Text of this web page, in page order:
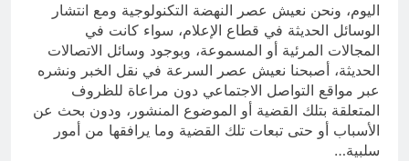
اليوم، ونحن نعيش عصر النهضة التكنولوجية ومع انتشار
الوسائل الحديثة في قطاع الإعلام، سواء كانت في
المجالات المرئية أو المسموعة، وبوجود وسائل الاتصالات
الحديثة، أصبحنا نعيش عصر السرعة في نقل الخبر ونشره
عبر مواقع التواصل الاجتماعي دون مراعاة للظروف
المتعلقة بتلك القضية أو الموضوع المنشور، ودون بحث عن
الأسباب أو حتى تبعات تلك القضية وما يرافقها من أمور
سلبية…